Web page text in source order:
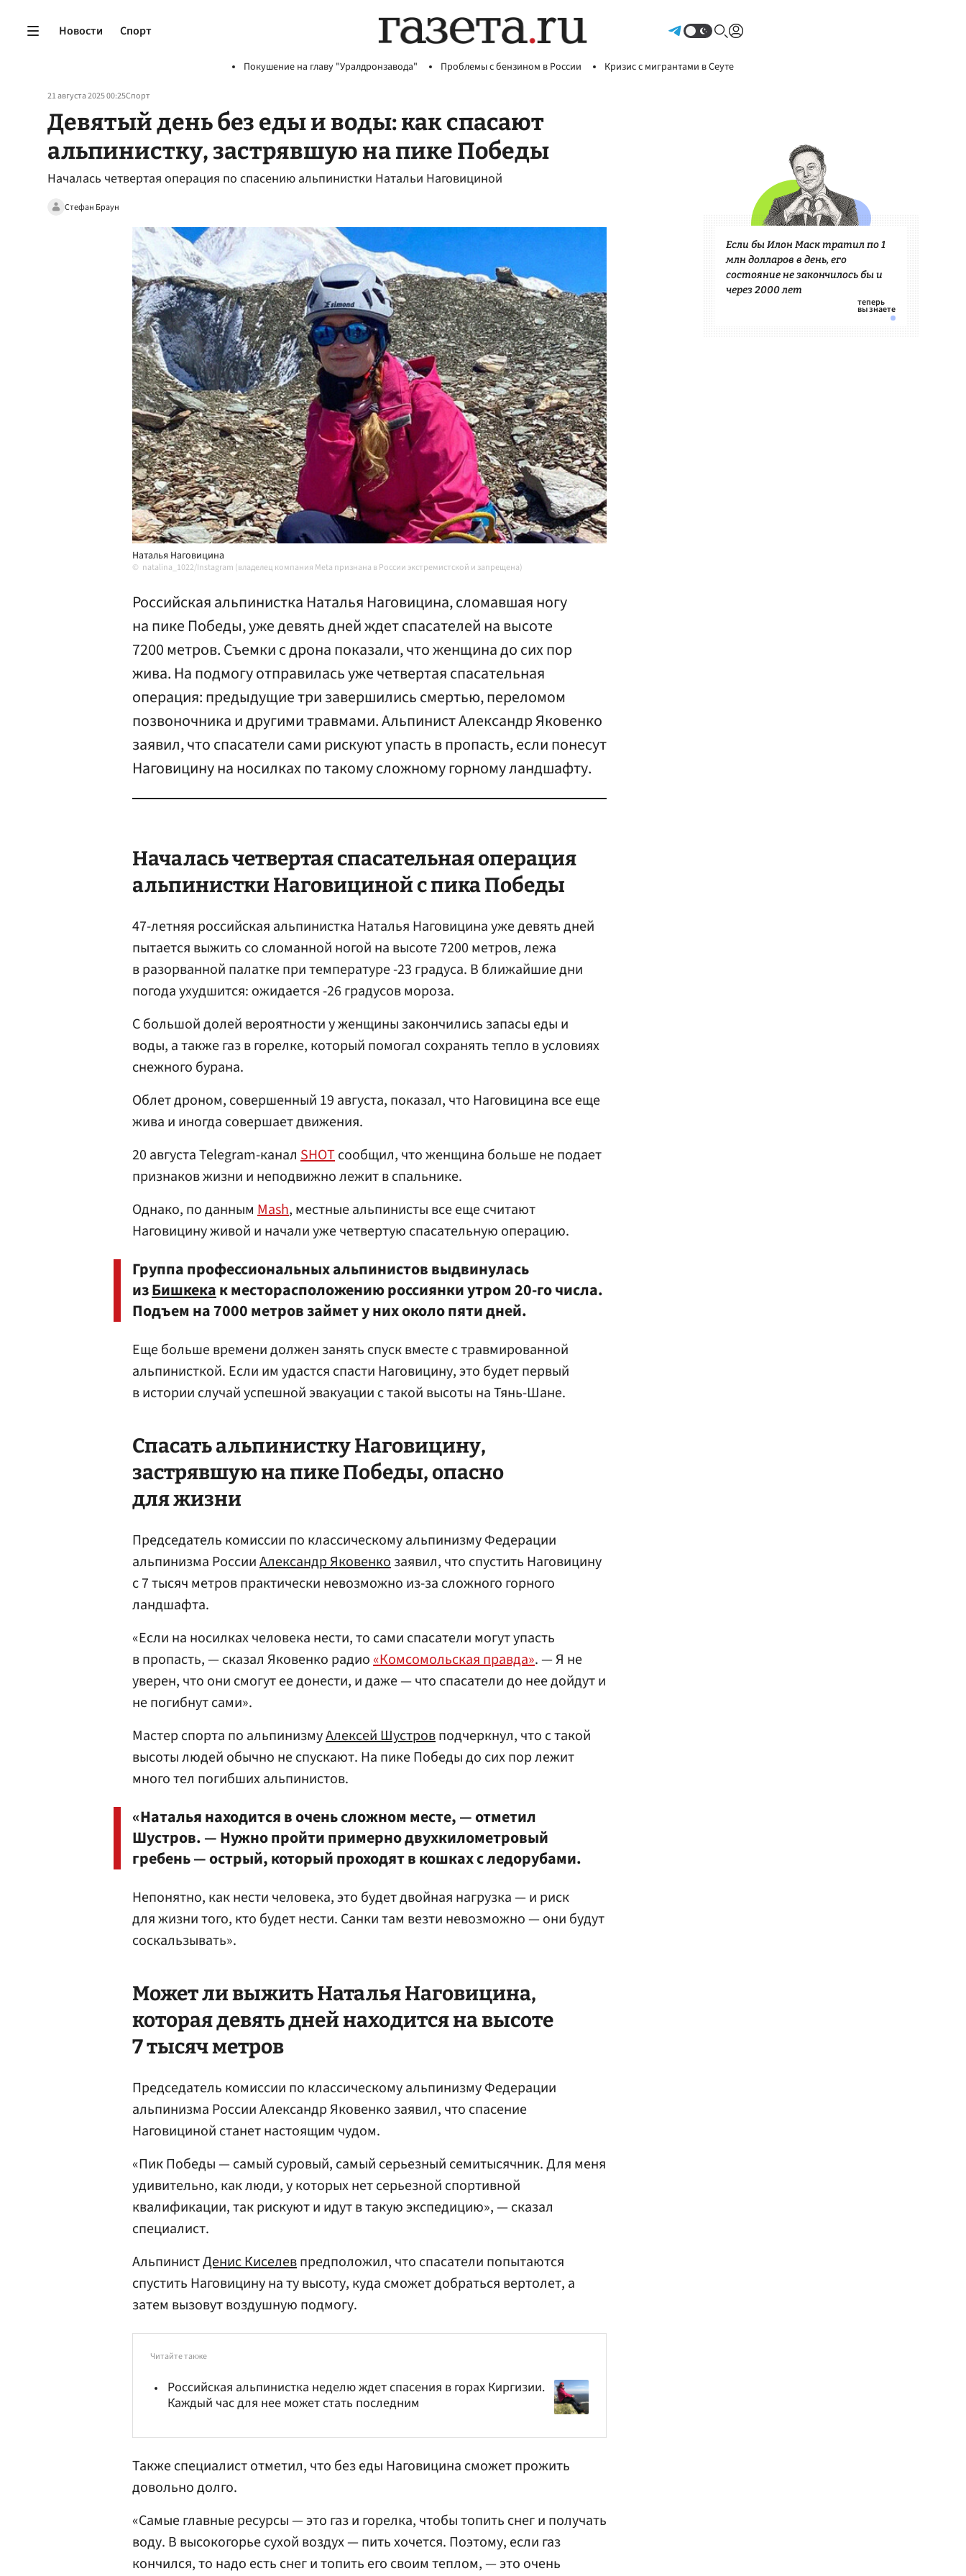
Новости Спорт
Покушение на главу "Уралдронзавода" Проблемы с бензином в России Кризис с мигрантами в Сеуте
21 августа 2025 00:25Спорт
Девятый день без еды и воды: как спасают
альпинистку, застрявшую на пике Победы
Началась четвертая операция по спасению альпинистки Натальи Наговициной
Стефан Браун
Наталья Наговицина
natalina_1022/Instagram (владелец компания Meta признана в России экстремистской и запрещена)
Российская альпинистка Наталья Наговицина, сломавшая ногу
на пике Победы, уже девять дней ждет спасателей на высоте
7200 метров. Съемки с дрона показали, что женщина до сих пор
жива. На подмогу отправилась уже четвертая спасательная
операция: предыдущие три завершились смертью, переломом
позвоночника и другими травмами. Альпинист Александр Яковенко
заявил, что спасатели сами рискуют упасть в пропасть, если понесут
Наговицину на носилках по такому сложному горному ландшафту.
Началась четвертая спасательная операция
альпинистки Наговициной с пика Победы
47-летняя российская альпинистка Наталья Наговицина уже девять дней
пытается выжить со сломанной ногой на высоте 7200 метров, лежа
в разорванной палатке при температуре -23 градуса. В ближайшие дни
погода ухудшится: ожидается -26 градусов мороза.
С большой долей вероятности у женщины закончились запасы еды и
воды, а также газ в горелке, который помогал сохранять тепло в условиях
снежного бурана.
Облет дроном, совершенный 19 августа, показал, что Наговицина все еще
жива и иногда совершает движения.
20 августа Telegram-канал SHOTсообщил, что женщина больше не подает
признаков жизни и неподвижно лежит в спальнике.
Однако, по данным Mash, местные альпинисты все еще считают
Наговицину живой и начали уже четвертую спасательную операцию.
Группа профессиональных альпинистов выдвинулась
изБишкекак месторасположению россиянки утром 20-го числа.
Подъем на 7000 метров займет у них около пяти дней.
Еще больше времени должен занять спуск вместе с травмированной
альпинисткой. Если им удастся спасти Наговицину, это будет первый
в истории случай успешной эвакуации с такой высоты на Тянь-Шане.
Спасать альпинистку Наговицину,
застрявшую на пике Победы, опасно
для жизни
Председатель комиссии по классическому альпинизму Федерации
альпинизма РоссииАлександр Яковенкозаявил, что спустить Наговицину
с 7 тысяч метров практически невозможно из-за сложного горного
ландшафта.
«Если на носилках человека нести, то сами спасатели могут упасть
в пропасть, — сказал Яковенко радио«Комсомольская правда». — Я не
уверен, что они смогут ее донести, и даже — что спасатели до нее дойдут и
не погибнут сами».
Мастер спорта по альпинизмуАлексей Шустровподчеркнул, что с такой
высоты людей обычно не спускают. На пике Победы до сих пор лежит
много тел погибших альпинистов.
«Наталья находится в очень сложном месте, — отметил
Шустров. — Нужно пройти примерно двухкилометровый
гребень — острый, который проходят в кошках с ледорубами.
Непонятно, как нести человека, это будет двойная нагрузка — и риск
для жизни того, кто будет нести. Санки там везти невозможно — они будут
соскальзывать».
Может ли выжить Наталья Наговицина,
которая девять дней находится на высоте
7 тысяч метров
Председатель комиссии по классическому альпинизму Федерации
альпинизма России Александр Яковенко заявил, что спасение
Наговициной станет настоящим чудом.
«Пик Победы — самый суровый, самый серьезный семитысячник. Для меня
удивительно, как люди, у которых нет серьезной спортивной
квалификации, так рискуют и идут в такую экспедицию», — сказал
специалист.
АльпинистДенис Киселевпредположил, что спасатели попытаются
спустить Наговицину на ту высоту, куда сможет добраться вертолет, а
затем вызовут воздушную подмогу.
Читайте также
Российская альпинистка неделю ждет спасения в горах Киргизии.
Каждый час для нее может стать последним
Также специалист отметил, что без еды Наговицина сможет прожить
довольно долго.
«Самые главные ресурсы — это газ и горелка, чтобы топить снег и получать
воду. В высокогорье сухой воздух — пить хочется. Поэтому, если газ
кончился, то надо есть снег и топить его своим теплом, — это очень
Если бы Илон Маск тратил по 1
млн долларов в день, его
состояние не закончилось бы и
через 2000 лет